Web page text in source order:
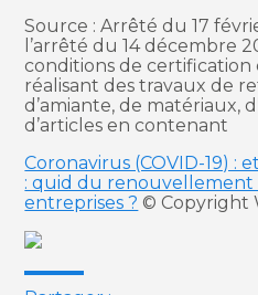
Source : Arrêté du 17
l’arrêté du 14 décembre
conditions de certification
réalisant des travaux de
d’amiante, de matériaux,
d’articles en contenant
Coronavirus (COVID-19) :
: quid du renouvellement
entreprises ? © Copyright